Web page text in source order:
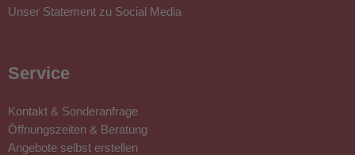
Unser Statement zu Social Media
Service
Kontakt & Sonderanfrage
Öffnungszeiten & Beratung
Angebote selbst erstellen